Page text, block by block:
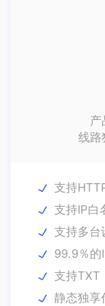
产
线路
支持
支持IP白
支持多台
99.9％的
支持TXT
静态独享